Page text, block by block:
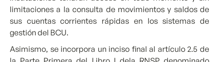
limitaciones a la consulta de movimientos y saldos de
sus cuentas corrientes rápidas en los sistemas de
gestión del BCU.
Asimismo, se incorpora un inciso final al artículo 2.5 de